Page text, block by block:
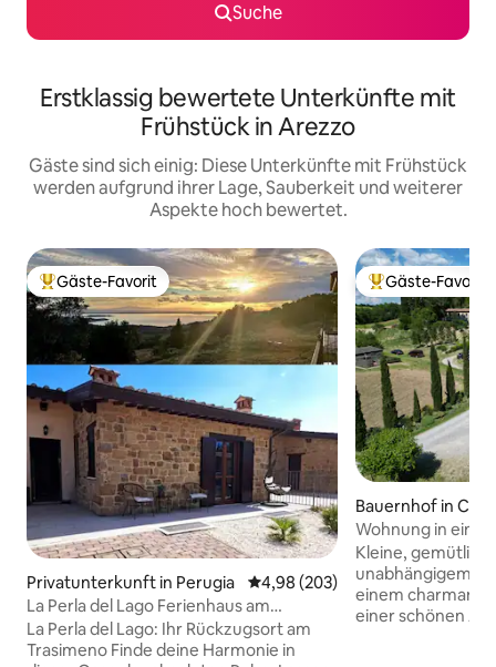
Suche
Erstklassig bewertete Unterkünfte mit
Frühstück in Arezzo
Gäste sind sich einig: Diese Unterkünfte mit Frühstück
werden aufgrund ihrer Lage, Sauberkeit und weiterer
Aspekte hoch bewertet.
Beliebter Gäste-Favorit.
Gäste-Favorit
Privatunterkunft in Perugia Durchschnittliche Bewertung:
4,98 (203)
La Perla del Lago Ferienhaus am
Trasimenischen See
La Perla del Lago: Ihr Rückzugsort am
Trasimeno ​Finde deine Harmonie in
Beliebter Gäste-
Gäste-Favorit
Bauernhof in
erardenga
Wohnung in
Bauernhaus.
Kleine,
unabhängigem
einem
einer schönen